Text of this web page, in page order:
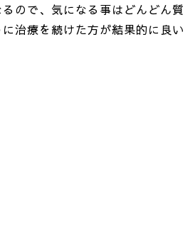
ので、気になる事はどんどん質
治療を続けた方が結果的に良い